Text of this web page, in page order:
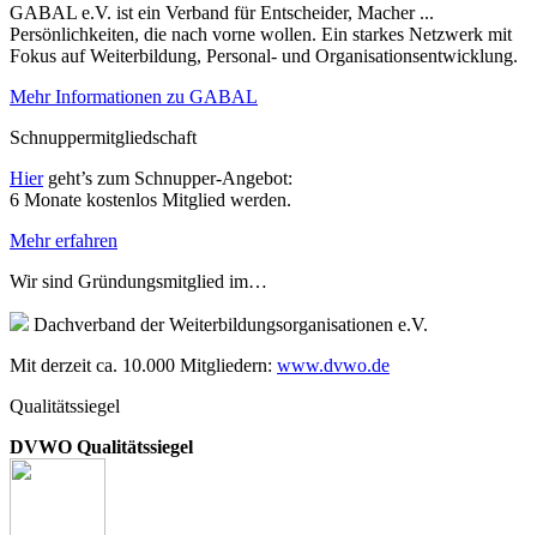
GABAL e.V. ist ein Verband für Entscheider, Macher ...
Persönlichkeiten, die nach vorne wollen. Ein starkes Netzwerk mit
Fokus auf Weiterbildung, Personal- und Organisationsentwicklung.
Mehr Informationen zu GABAL
Schnuppermitgliedschaft
Hiergeht’s zum Schnupper-Angebot:
6 Monate kostenlos Mitglied werden.
Mehr erfahren
Wir sind Gründungsmitglied im…
Dachverband der Weiterbildungsorganisationen e.V.
Mit derzeit ca. 10.000 Mitgliedern: www.dvwo.de
Qualitätssiegel
DVWO Qualitätssiegel